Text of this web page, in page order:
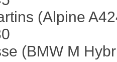
(Alpine
(BMW M